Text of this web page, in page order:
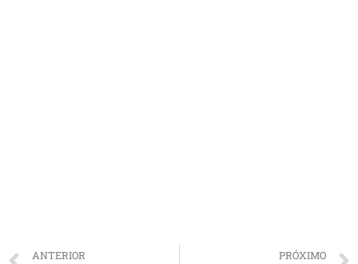
ANTERIOR PRÓXIMO